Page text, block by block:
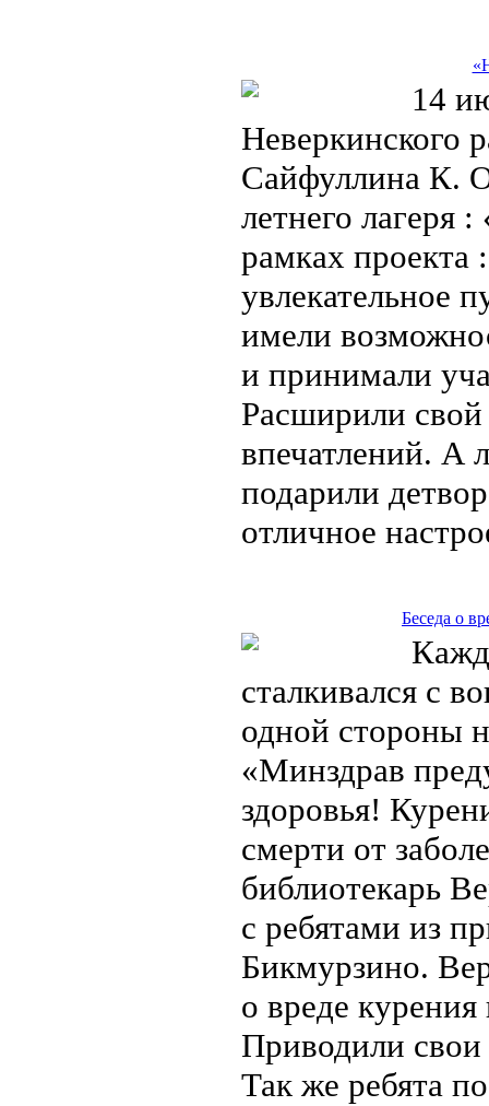
14
Неверкинского
Сайфуллина К.
летнего
рамках проекта
увлекательное
имели
и принимали
Расширили свой
впечатлений. А
подарили
отличное
Беседа о
сталкивался с
одной стороны
«Минздрав
здоровья!
смерти от
библиотекарь
с ребятами из
Бикмурзино.
о вреде
Приводили
Так же ребята